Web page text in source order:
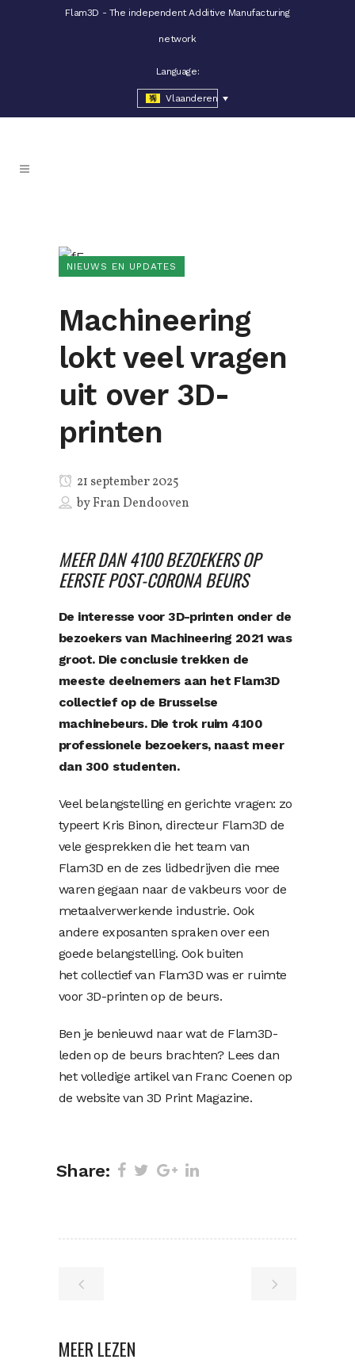
Flam3D - The independent Additive Manufacturing
network
Language:
Vlaanderen
NIEUWS EN UPDATES
Machineering
lokt veel vragen
uit over 3D-
printen
21 september 2025
byFran Dendooven
MEER DAN 4100 BEZOEKERS OP
EERSTE POST-CORONA BEURS
De interesse voor 3D-printen onder de
bezoekers van Machineering 2021 was
groot. Die conclusie trekken de
meeste deelnemers aan het Flam3D
collectief op de Brusselse
machinebeurs. Die trok ruim 4.100
professionele bezoekers, naast meer
dan 300 studenten.
Veel belangstelling en gerichte vragen: zo
typeert Kris Binon, directeur Flam3D de
vele gesprekken die het team van
Flam3D en de zes lidbedrijven die mee
waren gegaan naar de vakbeurs voor de
metaalverwerkende industrie. Ook
andere exposanten spraken over een
goede belangstelling. Ook buiten
het collectief van Flam3D was er ruimte
voor 3D-printen op de beurs.
Ben je benieuwd naar wat de Flam3D-
leden op de beurs brachten? Lees dan
het volledige artikel van Franc Coenen op
de website van 3D Print Magazine.
Share:
MEER LEZEN